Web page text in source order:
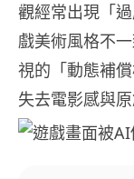
觀經常出現「
戲美術風格不
視的「動態補
失去電影感與